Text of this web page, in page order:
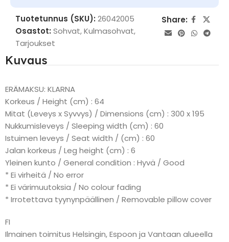
Tuotetunnus (SKU): 26042005
Osastot: Sohvat,Kulmasohvat,
Tarjoukset
Share:
Kuvaus
ERÄMAKSU: KLARNA
Korkeus / Height (cm) : 64
Mitat (Leveys x Syvvys) / Dimensions (cm) : 300 x 195
Nukkumisleveys / Sleeping width (cm) : 60
Istuimen leveys / Seat width / (cm) : 60
Jalan korkeus / Leg height (cm) : 6
Yleinen kunto / General condition : Hyvä / Good
* Ei virheitä / No error
* Ei värimuutoksia / No colour fading
* Irrotettava tyynynpäällinen / Removable pillow cover
FI
Ilmainen toimitus Helsingin, Espoon ja Vantaan alueella